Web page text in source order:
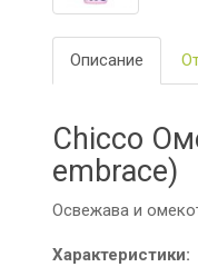
Описание
Chicco
embrace)
Освежава и
Характеристики: